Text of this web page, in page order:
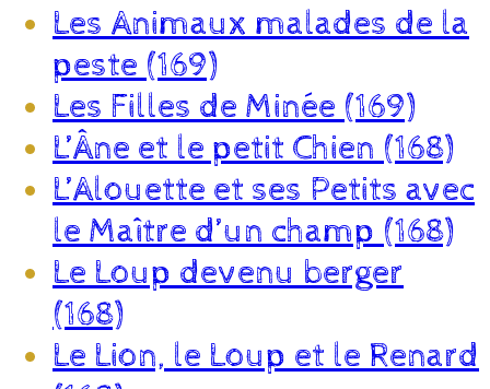
Les Animaux malades de la
peste (169)
Les Filles de Minée (169)
L’Âne et le petit Chien (168)
L’Alouette et ses Petits avec
le Maître d’un champ (168)
Le Loup devenu berger
(168)
Le Lion, le Loup et le Renard